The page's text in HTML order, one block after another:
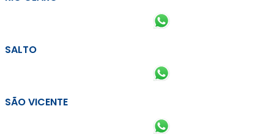
SALTO
SÃO VICENTE